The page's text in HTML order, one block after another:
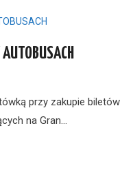
przy zakupie biletów
na Gran…